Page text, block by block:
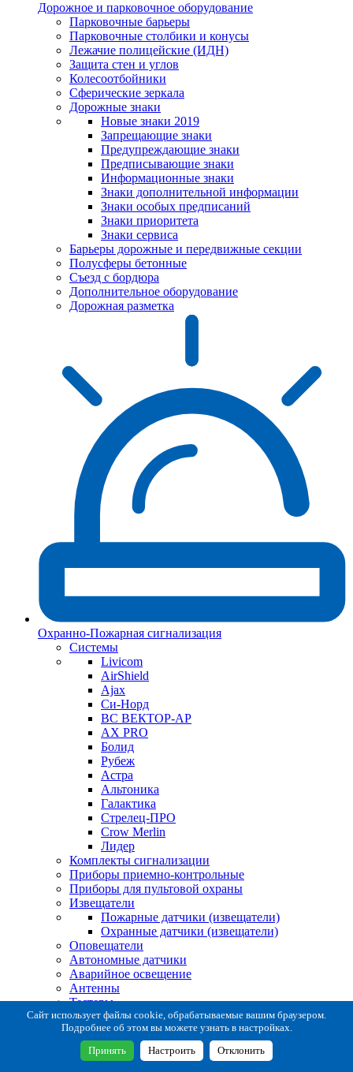
Дорожное и парковочное оборудование
Парковочные барьеры
Парковочные столбики и конусы
Лежачие полицейские (ИДН)
Защита стен и углов
Колесоотбойники
Сферические зеркала
Дорожные знаки
Новые знаки 2019
Запрещающие знаки
Предупреждающие знаки
Предписывающие знаки
Информационные знаки
Знаки дополнительной информации
Знаки особых предписаний
Знаки приоритета
Знаки сервиса
Барьеры дорожные и передвижные секции
Полусферы бетонные
Съезд с бордюра
Дополнительное оборудование
Дорожная разметка
Охранно-Пожарная сигнализация
Системы
Livicom
AirShield
Ajax
Си-Норд
ВС ВЕКТОР-АР
AX PRO
Болид
Рубеж
Астра
Альтоника
Галактика
Стрелец-ПРО
Crow Merlin
Лидер
Комплекты сигнализации
Приборы приемно-контрольные
Приборы для пультовой охраны
Извещатели
Пожарные датчики (извещатели)
Охранные датчики (извещатели)
Оповещатели
Автономные датчики
Аварийное освещение
Антенны
Тестеры
Система сбора извещений
Расходные и монтажные материалы
Коробки коммутационные
Кронштейны для извещателей
Сайт использует файлы cookie, обрабатываемые вашим браузером.
Подробнее об этом вы можете узнать в настройках.
Принять Настроить Отклонить